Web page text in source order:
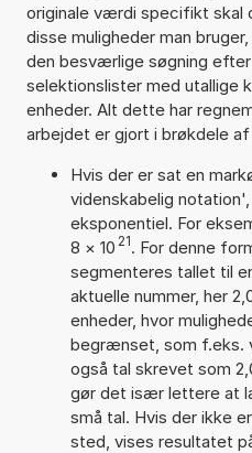
originale værdi specifikt skal
disse muligheder man
den besværlige søgning
selektionslister med utallige
enheder. Alt dette har
arbejdet er gjort i brøkdele af
Hvis der er sat en
videnskabelig
eksponentiel. For
8 × 10 21. For denne
segmenteres tallet til
aktuelle nummer, her
enheder, hvor
begrænset, som f.eks.
også tal skrevet som
gør det især lettere at
små tal. Hvis der ikke
sted, vises resultatet